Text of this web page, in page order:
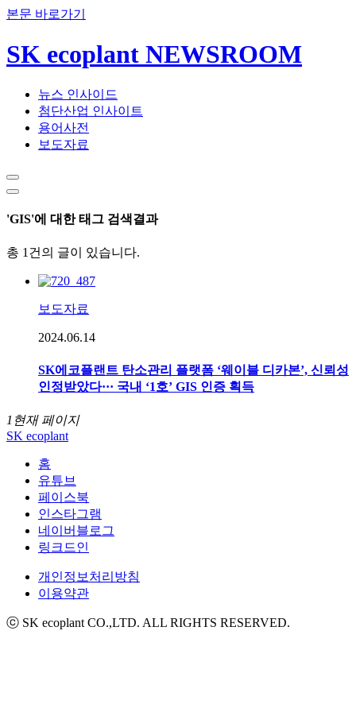
본문 바로가기
SK ecoplant NEWSROOM
뉴스 인사이드
첨단산업 인사이트
용어사전
보도자료
'GIS'에 대한 태그 검색결과
총 1건의 글이 있습니다.
보도자료
2024.06.14
SK에코플랜트 탄소관리 플랫폼 ‘웨이블 디카본’, 신뢰성
인정받았다··· 국내 ‘1호’ GIS 인증 획득
1 현재 페이지
SK ecoplant
홈
유튜브
페이스북
인스타그램
네이버블로그
링크드인
개인정보처리방침
이용약관
ⓒ SK ecoplant CO.,LTD. ALL RIGHTS RESERVED.